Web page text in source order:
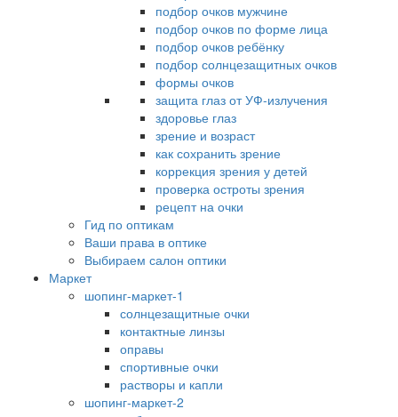
подбор очков мужчине
подбор очков по форме лица
подбор очков ребёнку
подбор солнцезащитных очков
формы очков
защита глаз от УФ-излучения
здоровье глаз
зрение и возраст
как сохранить зрение
коррекция зрения у детей
проверка остроты зрения
рецепт на очки
Гид по оптикам
Ваши права в оптике
Выбираем салон оптики
Маркет
шопинг-маркет-1
солнцезащитные очки
контактные линзы
оправы
спортивные очки
растворы и капли
шопинг-маркет-2